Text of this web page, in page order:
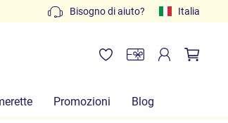
Preventivi gratuiti: scrivi ainfo@lachiocciolababy.it
Bisogno di aiuto? Italia
Promozioni Blog